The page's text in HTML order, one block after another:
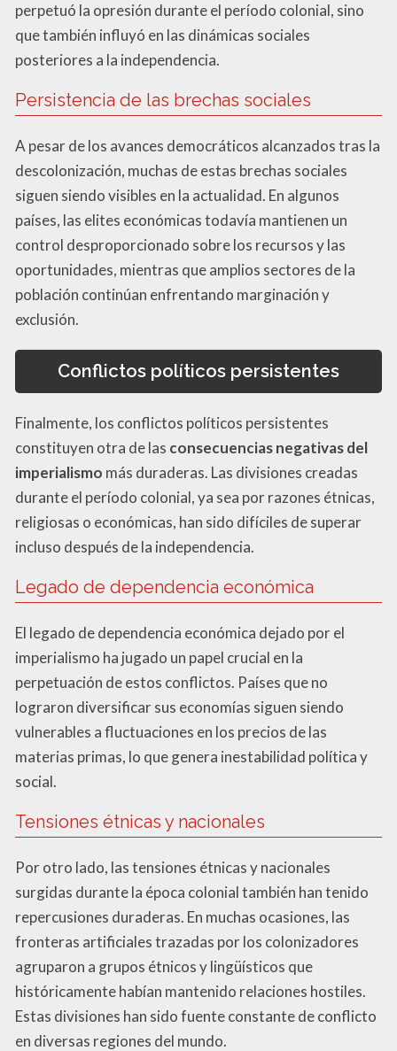
perpetuó la opresión durante el período colonial, sino
que también influyó en las dinámicas sociales
posteriores a la independencia.
Persistencia de las brechas sociales
A pesar de los avances democráticos alcanzados tras la
descolonización, muchas de estas brechas sociales
siguen siendo visibles en la actualidad. En algunos
países, las elites económicas todavía mantienen un
control desproporcionado sobre los recursos y las
oportunidades, mientras que amplios sectores de la
población continúan enfrentando marginación y
exclusión.
Conflictos políticos persistentes
Finalmente, los conflictos políticos persistentes
constituyen otra de las consecuencias negativas del
imperialismo más duraderas. Las divisiones creadas
durante el período colonial, ya sea por razones étnicas,
religiosas o económicas, han sido difíciles de superar
incluso después de la independencia.
Legado de dependencia económica
El legado de dependencia económica dejado por el
imperialismo ha jugado un papel crucial en la
perpetuación de estos conflictos. Países que no
lograron diversificar sus economías siguen siendo
vulnerables a fluctuaciones en los precios de las
materias primas, lo que genera inestabilidad política y
social.
Tensiones étnicas y nacionales
Por otro lado, las tensiones étnicas y nacionales
surgidas durante la época colonial también han tenido
repercusiones duraderas. En muchas ocasiones, las
fronteras artificiales trazadas por los colonizadores
agruparon a grupos étnicos y lingüísticos que
históricamente habían mantenido relaciones hostiles.
Estas divisiones han sido fuente constante de conflicto
en diversas regiones del mundo.